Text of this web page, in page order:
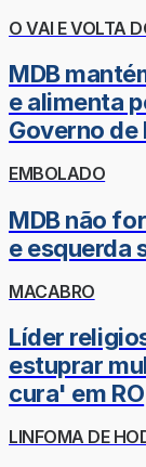
O VAI E VOLTA
MDB
e alimenta
Governo de
EMBOLADO
MDB não
e esquerda
MACABRO
Líder
estuprar
cura' em RO
LINFOMA DE